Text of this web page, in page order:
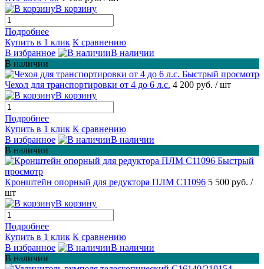
В корзину
Подробнее
Купить в 1 клик К сравнению
В избранное
В наличии
В наличии
Быстрый просмотр
Чехол для транспортировки от 4 до 6 л.с. 4 200 руб. / шт
В корзину
Подробнее
Купить в 1 клик К сравнению
В избранное
В наличии
В наличии
Быстрый
просмотр
Кронштейн опорный для редуктора ПЛМ С11096 5 500 руб. /
шт
В корзину
Подробнее
Купить в 1 клик К сравнению
В избранное
В наличии
В наличии